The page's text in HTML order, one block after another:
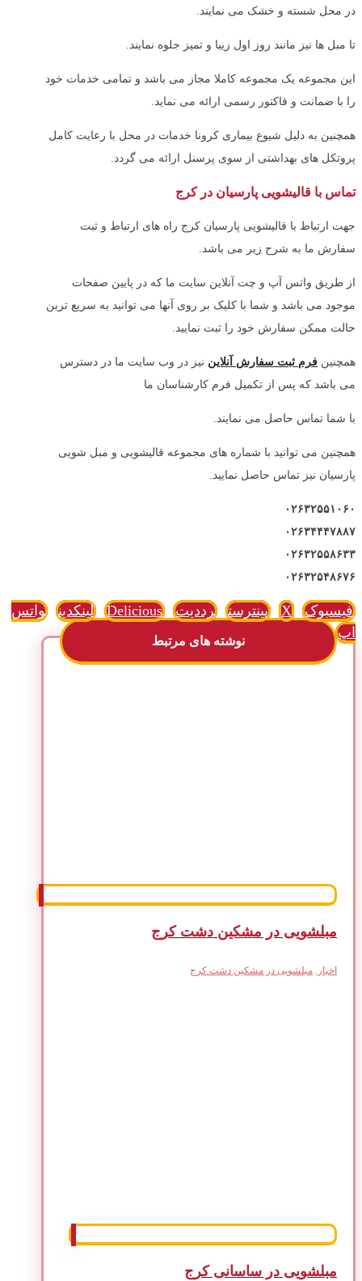
در محل شسته و خشک می نمایند.
تا مبل ها نیز مانند روز اول زیبا و تمیز جلوه نمایند.
این مجموعه یک مجموعه کاملا مجاز می باشد و تمامی خدمات خود
را با ضمانت و فاکتور رسمی ارائه می نماید.
همچنین به دلیل شیوع بیماری کرونا خدمات در محل با رعایت کامل
پروتکل های بهداشتی از سوی پرسنل ارائه می گردد.
تماس با قالیشویی پارسیان در کرج
جهت ارتباط با قالیشویی پارسیان کرج راه های ارتباط و ثبت
سفارش ما به شرح زیر می باشد.
از طریق واتس آپ و چت آنلاین سایت ما که در پایین صفحات
موجود می باشد و شما با کلیک بر روی آنها می توانید به سریع ترین
حالت ممکن سفارش خود را ثبت نمایید.
همچنین فرم ثبت سفارش آنلاین نیز در وب سایت ما در دسترس
می باشد که پس از تکمیل فرم کارشناسان ما
با شما تماس حاصل می نمایند.
همچنین می توانید با شماره های مجموعه قالیشویی و مبل شویی
پارسیان نیز تماس حاصل نمایید.
۰۲۶۳۲۵۵۱۰۶۰
۰۲۶۳۴۴۴۷۸۸۷
۰۲۶۳۲۵۵۸۶۳۳
۰۲۶۳۲۵۴۸۶۷۶
فیسبوک X پینترست رددیت Delicious لینکدین
واتس
اپ
نوشته های مرتبط
مبلشویی در مشکین دشت کرج
اخبار , مبلشویی در مشکین دشت کرج
مبلشویی در ساسانی کرج